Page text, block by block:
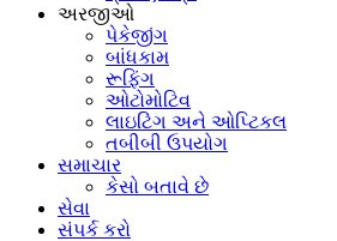
અરજીઓ
પેકેજીંગ
બાંધકામ
રૂફિંગ
ઓટોમોટિવ
લાઇટિંગ અને ઓપ્ટિકલ
તબીબી ઉપયોગ
સમાચાર
કેસો બતાવે છે
સેવા
સંપર્ક કરો